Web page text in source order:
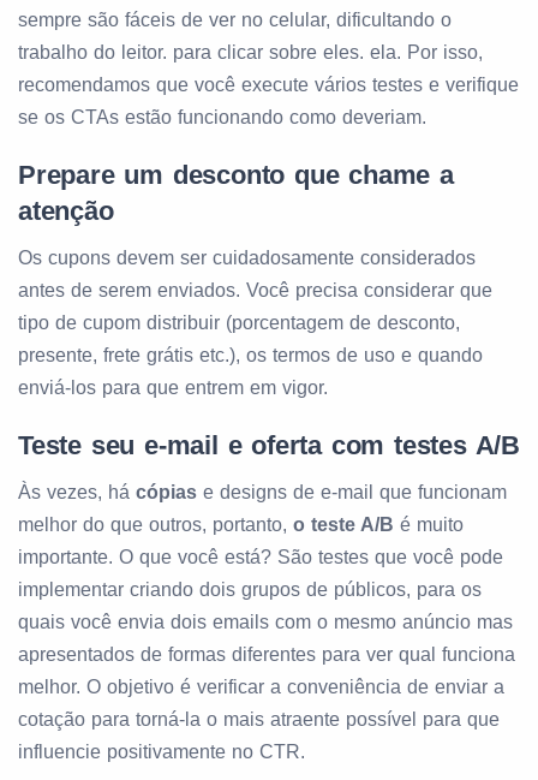
sempre são fáceis de ver no celular, dificultando o
trabalho do leitor. para clicar sobre eles. ela. Por isso,
recomendamos que você execute vários testes e verifique
se os CTAs estão funcionando como deveriam.
Prepare um desconto que chame a
atenção
Os cupons devem ser cuidadosamente considerados
antes de serem enviados. Você precisa considerar que
tipo de cupom distribuir (porcentagem de desconto,
presente, frete grátis etc.), os termos de uso e quando
enviá-los para que entrem em vigor.
Teste seu e-mail e oferta com testes A/B
Às vezes, há cópias e designs de e-mail que funcionam
melhor do que outros, portanto, o teste A/B é muito
importante. O que você está? São testes que você pode
implementar criando dois grupos de públicos, para os
quais você envia dois emails com o mesmo anúncio mas
apresentados de formas diferentes para ver qual funciona
melhor. O objetivo é verificar a conveniência de enviar a
cotação para torná-la o mais atraente possível para que
influencie positivamente no CTR.